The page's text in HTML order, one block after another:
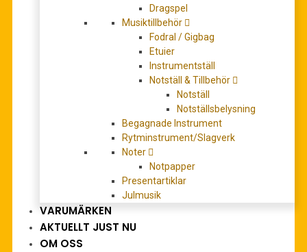
Dragspel
Musiktillbehör
Fodral / Gigbag
Etuier
Instrumentställ
Notställ & Tillbehör
Notställ
Notställsbelysning
Begagnade Instrument
Rytminstrument/Slagverk
Noter
Notpapper
Presentartiklar
Julmusik
VARUMÄRKEN
AKTUELLT JUST NU
OM OSS
Pianoskolor
bastien bastien piano basics ,level 2
Beskrivning
OBS: engelsk text